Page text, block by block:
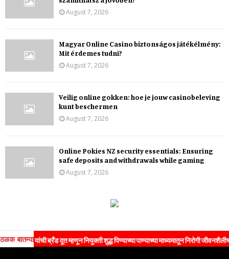
August 7, 2026
Magyar Online Casino biztonságos játékélmény:
Mit érdemes tudni?
August 7, 2026
Veilig online gokken: hoe je jouw casinobeleving
kunt beschermen
August 7, 2026
Online Pokies NZ security essentials: Ensuring
safe deposits and withdrawals while gaming
August 7, 2026
ठळक बातम्या
यांची ब्रँड दूत म्हणून नियुक्ती शुद्ध पिण्याच्या पाण्याच्या माध्यमातून निरोगी जीवनशैलीचा संदेश